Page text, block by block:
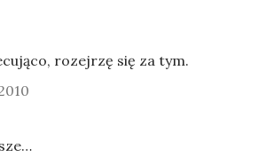
rozejrzę się za tym.